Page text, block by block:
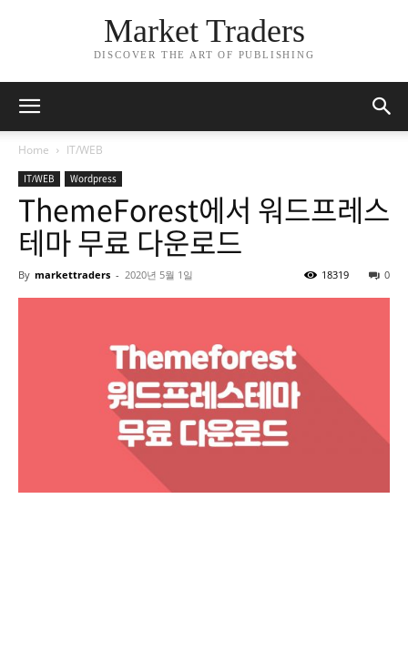
Market Traders
DISCOVER THE ART OF PUBLISHING
Home IT/WEB
IT/WEB Wordpress
ThemeForest에서 워드프레스
테마 무료 다운로드
By markettraders - 2020년 5월 1일 0
18319